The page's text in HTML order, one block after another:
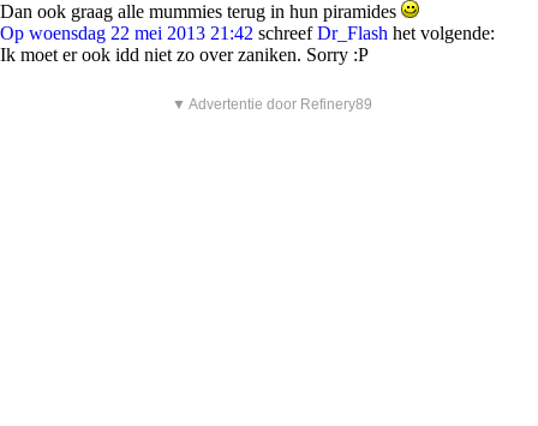
Dan ook graag alle mummies terug in hun piramides
Op woensdag 22 mei 2013 21:42 schreefDr_Flash het volgende:
Ik moet er ook idd niet zo over zaniken. Sorry :P
▼ Advertentie door Refinery89